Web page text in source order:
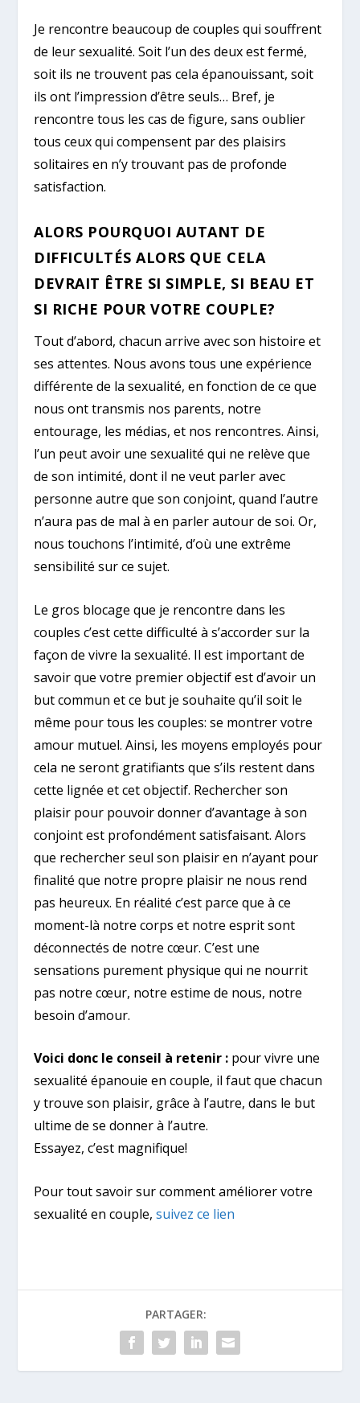
Je rencontre beaucoup de couples qui souffrent
de leur sexualité. Soit l’un des deux est fermé,
soit ils ne trouvent pas cela épanouissant, soit
ils ont l’impression d’être seuls… Bref, je
rencontre tous les cas de figure, sans oublier
tous ceux qui compensent par des plaisirs
solitaires en n’y trouvant pas de profonde
satisfaction.
ALORS POURQUOI AUTANT DE
DIFFICULTÉS ALORS QUE CELA
DEVRAIT ÊTRE SI SIMPLE, SI BEAU ET
SI RICHE POUR VOTRE COUPLE?
Tout d’abord, chacun arrive avec son histoire et
ses attentes. Nous avons tous une expérience
différente de la sexualité, en fonction de ce que
nous ont transmis nos parents, notre
entourage, les médias, et nos rencontres. Ainsi,
l’un peut avoir une sexualité qui ne relève que
de son intimité, dont il ne veut parler avec
personne autre que son conjoint, quand l’autre
n’aura pas de mal à en parler autour de soi. Or,
nous touchons l’intimité, d’où une extrême
sensibilité sur ce sujet.
Le gros blocage que je rencontre dans les
couples c’est cette difficulté à s’accorder sur la
façon de vivre la sexualité. Il est important de
savoir que votre premier objectif est d’avoir un
but commun et ce but je souhaite qu’il soit le
même pour tous les couples: se montrer votre
amour mutuel. Ainsi, les moyens employés pour
cela ne seront gratifiants que s’ils restent dans
cette lignée et cet objectif. Rechercher son
plaisir pour pouvoir donner d’avantage à son
conjoint est profondément satisfaisant. Alors
que rechercher seul son plaisir en n’ayant pour
finalité que notre propre plaisir ne nous rend
pas heureux. En réalité c’est parce que à ce
moment-là notre corps et notre esprit sont
déconnectés de notre cœur. C’est une
sensations purement physique qui ne nourrit
pas notre cœur, notre estime de nous, notre
besoin d’amour.
Voici donc le conseil à retenir : pour vivre une
sexualité épanouie en couple, il faut que chacun
y trouve son plaisir, grâce à l’autre, dans le but
ultime de se donner à l’autre.
Essayez, c’est magnifique!
Pour tout savoir sur comment améliorer votre
sexualité en couple,suivez ce lien
PARTAGER: